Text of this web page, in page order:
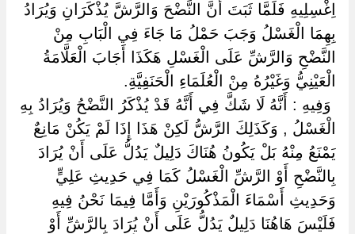
اِغْسِلِيهِ فَلَمَّا ثَبَتَ أَنَّ النَّضْحَ وَالرَّشَّ يُذْكَرَانِ وَيُرَادُ
بِهِمَا الْغَسْلُ وَجَبَ حَمْلُ مَا جَاءَ فِي الْبَابِ مِنْ
النَّضْحِ وَالرَّشِّ عَلَى الْغَسْلِ هَكَذَا أَجَابَ الْعَلَّامَةُ
الْعَيْنِيُّ وَغَيْرُهُ مِنْ الْعُلَمَاءِ الْحَنَفِيَّةِ.
‏ ‏وَفِيهِ : أَنَّهُ لَا شَكَّ فِي أَنَّهُ قَدْ يُذْكَرُ النَّضْحُ وَيُرَادُ بِهِ
الْغَسْلُ , وَكَذَلِكَ الرَّشُّ لَكِنْ هَذَا إِذَا لَمْ يَكُنْ مَانِعٌ
يَمْنَعُ مِنْهُ بَلْ يَكُونُ هُنَاكَ دَلِيلٌ يَدُلُّ عَلَى أَنْ يُرَادَ
بِالنَّضْحِ أَوْ الرَّشِّ الْغَسْلُ كَمَا فِي حَدِيثِ عَلِيٍّ
وَحَدِيثِ أَسْمَاءَ الْمَذْكُورَيْنِ وَأَمَّا فِيمَا نَحْنُ فِيهِ
فَلَيْسَ هَاهُنَا دَلِيلٌ يَدُلُّ عَلَى أَنْ يُرَادَ بِالرَّشِّ أَوْ